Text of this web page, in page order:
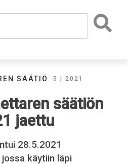
SÄÄTIÖ 5 | 2021
säätiön
jaettu
28.5.2021
käytiin läpi